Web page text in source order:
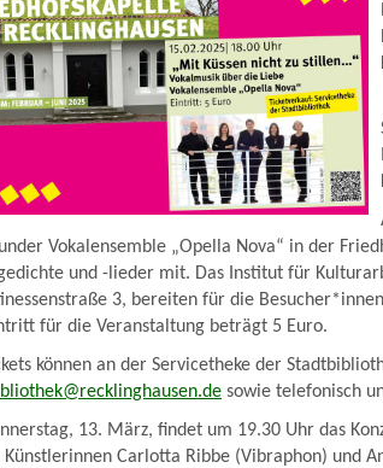
Vokalensemble „Opella Nova“ in der
und -lieder mit. Das Institut für
3, bereiten für die
für die Veranstaltung beträgt 5 Euro.
können an der Servicetheke der
sowie telefonisch
13. März, findet um 19.30 Uhr das
Künstlerinnen Carlotta Ribbe (Vibraphon) und